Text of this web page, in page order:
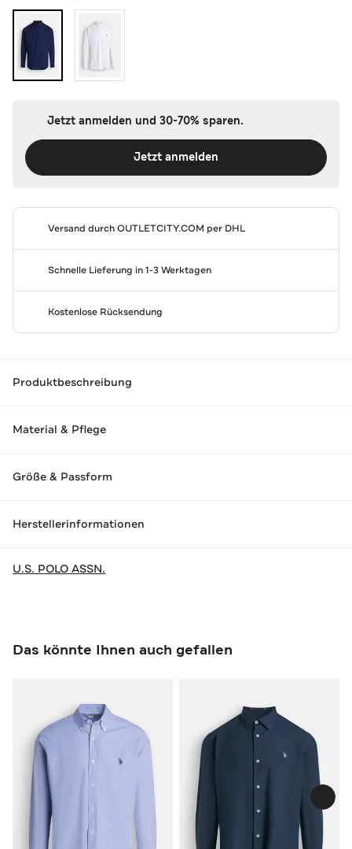
Jetzt anmelden und 30-70% sparen.
Jetzt anmelden
Versand durchOUTLETCITY.COM per DHL
Schnelle Lieferung in 1-3 Werktagen
Kostenlose Rücksendung
Produktbeschreibung
Material & Pflege
Größe & Passform
Herstellerinformationen
U.S. POLO ASSN.
Das könnte Ihnen auch gefallen